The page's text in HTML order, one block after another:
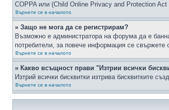
COPPA или (Child Online Privacy and Protection
Върнете се в началото
» Защо не мога да се регистрирам?
Възможно е администратора на форума да е
потребители, за повече информация се свържете
Върнете се в началото
» Какво всъщност прави "Изтрии всички
Изтрий всички бисквитки изтрива бисквитките
Върнете се в началото